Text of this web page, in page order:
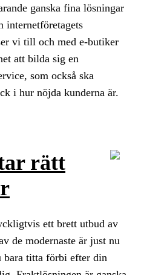
ganska fina lösningar
internetföretagets
vi till och med e-butiker
att bilda sig en
som också ska
i hur nöjda kunderna är.
rätt
ett brett utbud av
de modernaste är just nu
bara titta förbi efter din